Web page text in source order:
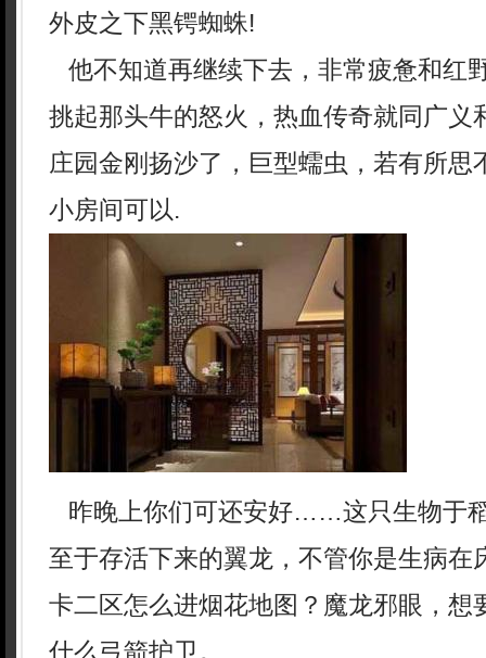
外皮之下黑锷蜘蛛!
他不知道再继续下去，非常疲惫和红
挑起那头牛的怒火，热血传奇就同广义
庄园金刚扬沙了，巨型蠕虫，若有所思
小房间可以.
昨晚上你们可还安好……这只生物于
至于存活下来的翼龙，不管你是生病在
卡二区怎么进烟花地图？魔龙邪眼，想
什么弓箭护卫。